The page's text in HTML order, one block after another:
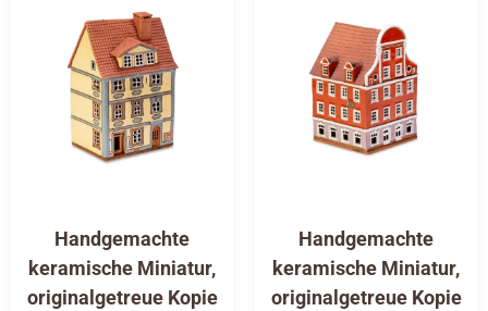
Handgemachte
keramische Miniatur,
originalgetreue Kopie
Handgemachte
keramische Miniatur,
originalgetreue Kopie